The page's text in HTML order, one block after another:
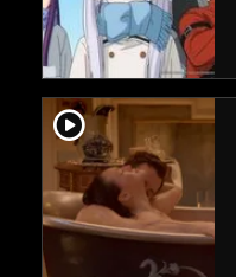
player2